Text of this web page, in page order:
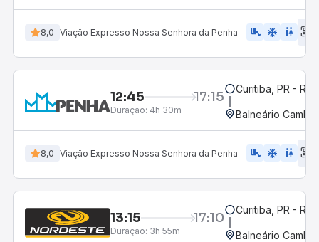
8,0 Viação Expresso Nossa Senhora da Penha airline_seat_legroom_extra ac_unit WC
12:45 17:15
Duração: 4h 30m
Curitiba, PR -
Balneário
8,0 Viação Expresso Nossa Senhora da Penha airline_seat_legroom_extra ac_unit wc
13:15 17:10
Duração: 3h 55m
Curitiba, PR -
Balneário